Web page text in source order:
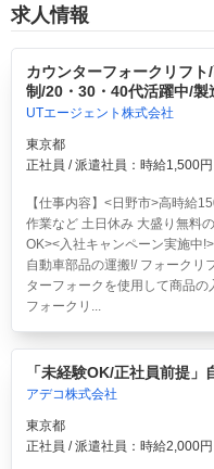
求人情報
カウンターフォークリフ
制/20・30・40代活躍中/製
UTエージェント株式会社
東京都
正社員 / 派遣社員：時給1,500円
【仕事内容】<日野市>高時給
作業など 土日休み 大盛り無料
OK><入社キャンペーン実施中
自動車部品の運搬!/ フォークリ
ターフォークを使用して商品
フォークリ...
「未経験OK/正社員前提
アデコ株式会社
東京都
正社員 / 派遣社員：時給2,000円